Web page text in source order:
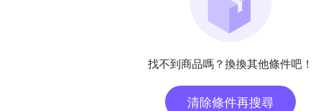
找不到商品嗎？換換其他條件吧！
清除條件再搜尋